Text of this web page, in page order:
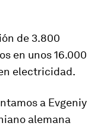
de 3.800
en unos 16.000
electricidad.
a Evgeniy
alemana